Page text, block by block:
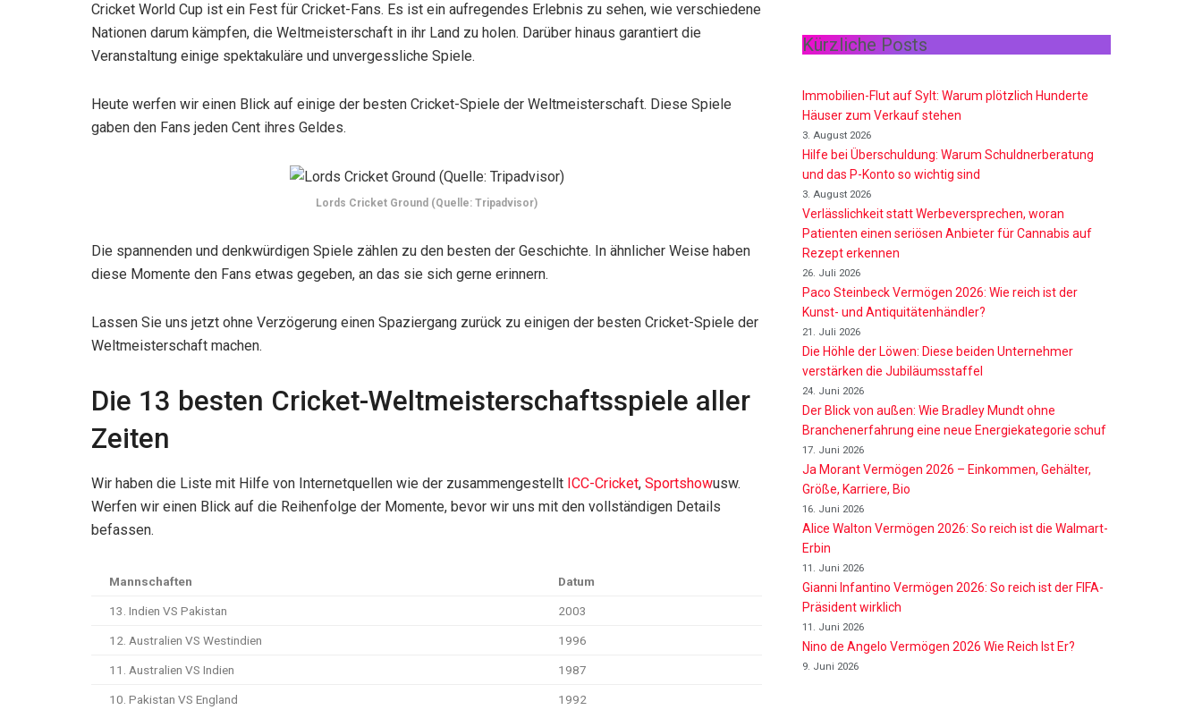
Cricket World Cup ist ein Fest für Cricket-Fans. Es ist ein aufregendes Erlebnis zu sehen, wie verschiedene
Nationen darum kämpfen, die Weltmeisterschaft in ihr Land zu holen. Darüber hinaus garantiert die
Veranstaltung einige spektakuläre und unvergessliche Spiele.
Heute werfen wir einen Blick auf einige der besten Cricket-Spiele der Weltmeisterschaft. Diese Spiele
gaben den Fans jeden Cent ihres Geldes.
Lords Cricket Ground (Quelle: Tripadvisor)
Die spannenden und denkwürdigen Spiele zählen zu den besten der Geschichte. In ähnlicher Weise haben
diese Momente den Fans etwas gegeben, an das sie sich gerne erinnern.
Lassen Sie uns jetzt ohne Verzögerung einen Spaziergang zurück zu einigen der besten Cricket-Spiele der
Weltmeisterschaft machen.
Die 13 besten Cricket-Weltmeisterschaftsspiele aller
Zeiten
Wir haben die Liste mit Hilfe von Internetquellen wie der zusammengestellt ICC-Cricket, Sportshowusw.
Werfen wir einen Blick auf die Reihenfolge der Momente, bevor wir uns mit den vollständigen Details
befassen.
Mannschaften Datum
13. Indien VS Pakistan 2003
12. Australien VS Westindien 1996
11. Australien VS Indien 1987
10. Pakistan VS England 1992
Kürzliche Posts
Immobilien-Flut auf Sylt: Warum plötzlich Hunderte
Häuser zum Verkauf stehen
3. August 2026
Hilfe bei Überschuldung: Warum Schuldnerberatung
und das P-Konto so wichtig sind
3. August 2026
Verlässlichkeit statt Werbeversprechen, woran
Patienten einen seriösen Anbieter für Cannabis auf
Rezept erkennen
26. Juli 2026
Paco Steinbeck Vermögen 2026: Wie reich ist der
Kunst- und Antiquitätenhändler?
21. Juli 2026
Die Höhle der Löwen: Diese beiden Unternehmer
verstärken die Jubiläumsstaffel
24. Juni 2026
Der Blick von außen: Wie Bradley Mundt ohne
Branchenerfahrung eine neue Energiekategorie schuf
17. Juni 2026
Ja Morant Vermögen 2026 – Einkommen, Gehälter,
Größe, Karriere, Bio
16. Juni 2026
Alice Walton Vermögen 2026: So reich ist die Walmart-
Erbin
11. Juni 2026
Gianni Infantino Vermögen 2026: So reich ist der FIFA-
Präsident wirklich
11. Juni 2026
Nino de Angelo Vermögen 2026 Wie Reich Ist Er?
9. Juni 2026